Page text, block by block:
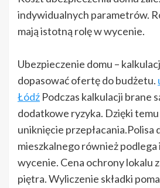
indywidualnych parametrów.
mają istotną rolę w wycenie.
Ubezpieczenie domu –
dopasować ofertę do budżetu.
Łódź Podczas kalkulacji brane
dodatkowe ryzyka. Dzięki
uniknięcie przepłacania.Polisa
mieszkalnego również
wycenie. Cena ochrony lokalu
piętra. Wyliczenie składki